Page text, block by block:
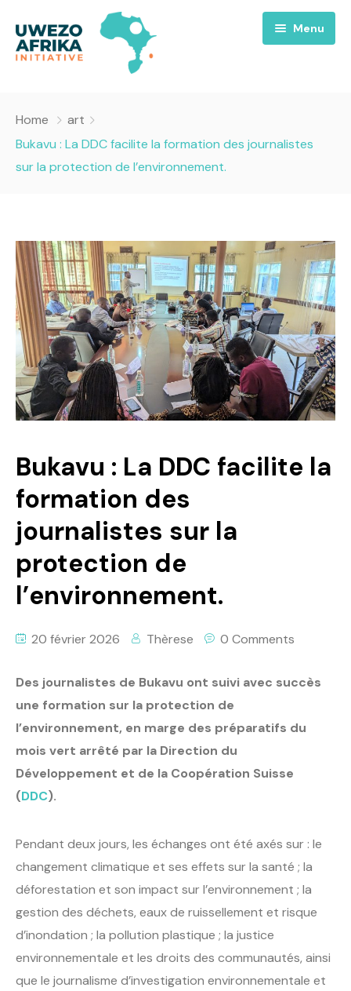
Menu
Nous
A propos
Projets
Culture
Success Story
Santé
Politique
Technologies
Magazines
Emissions
Contact
Opportunités
Home
art
Bukavu : La DDC facilite la formation des journalistes
sur la protection de l’environnement.
Bukavu : La DDC facilite la
formation des
journalistes sur la
protection de
l’environnement.
20 février 2026 Thèrese 0 Comments
Des journalistes de Bukavu ont suivi avec succès
une formation sur la protection de
l’environnement, en marge des préparatifs du
mois vert arrêté par la Direction du
Développement et de la Coopération Suisse
(DDC).
Pendant deux jours, les échanges ont été axés sur : le
changement climatique et ses effets sur la santé ; la
déforestation et son impact sur l’environnement ; la
gestion des déchets, eaux de ruissellement et risque
d’inondation ; la pollution plastique ; la justice
environnementale et les droits des communautés, ainsi
que le journalisme d’investigation environnementale et